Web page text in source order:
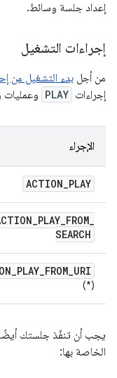
إعداد جلسة وسائط.
إجراءات التشغيل
من أجل بدء التشغيل من
إجراءات PLAY وعمليات
الإجراء
ACTION_PLAY
_PLAY_FROM_
SEARCH
_PLAY_FROM_URI
(*)
يجب أن تنفّذ جلستك أيضًا
الخاصة بها: